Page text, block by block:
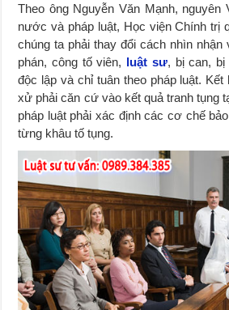
Theo ông Nguyễn Văn Mạnh, nguyên
nước và pháp luật, Học viện Chính trị
chúng ta phải thay đổi cách nhìn
phán, công tố viên, luật sư, bị can,
độc lập và chỉ tuân theo pháp luật. Kết
xử phải căn cứ vào kết quả tranh tụng
pháp luật phải xác định các cơ chế
từng khâu tố tụng.